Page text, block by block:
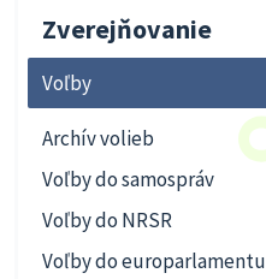
Zverejňovanie
Voľby
Archív volieb
Voľby do samospráv
Voľby do NRSR
Voľby do europarlamentu